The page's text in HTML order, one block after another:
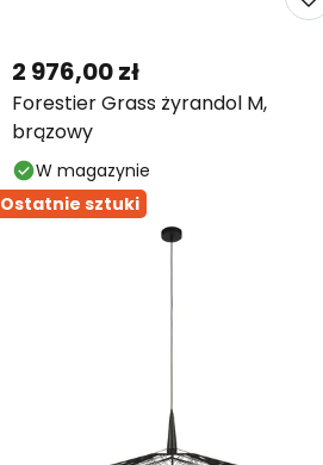
Forestier Grass żyrandol M,
brązowy
2 976,00 zł
W magazynie
Ostatnie sztuki